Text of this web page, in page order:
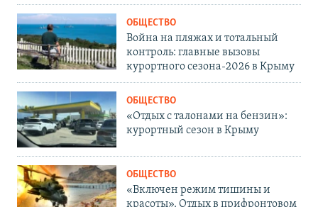
ОБЩЕСТВО
Война на пляжах и тотальный
контроль: главные вызовы
курортного сезона-2026 в Крыму
ОБЩЕСТВО
«Отдых с талонами на бензин»:
курортный сезон в Крыму
ОБЩЕСТВО
«Включен режим тишины и
красоты». Отдых в прифронтовом